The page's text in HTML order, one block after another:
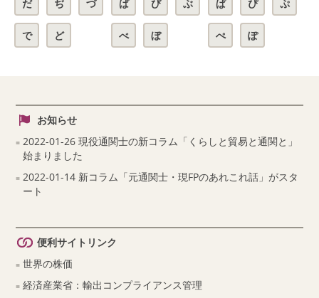
だ ぢ づ
で ど
ば び ぶ
べ ぼ
ぱ ぴ ぷ
ぺ ぽ
お知らせ
2022-01-26 現役通関士の新コラム「くらしと貿易と通関と」
始まりました
2022-01-14 新コラム「元通関士・現FPのあれこれ話」がスタ
ート
便利サイトリンク
世界の株価
経済産業省：輸出コンプライアンス管理